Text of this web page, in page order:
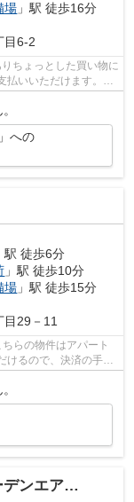
場 」駅 徒歩16分
目6-2
ちょっとした買い物に
払いいただけます。防
への
駅 徒歩6分
」駅 徒歩10分
場 」駅 徒歩15分
目29－11
らの物件はアパート
けるので、決済の手間
羽田天空橋